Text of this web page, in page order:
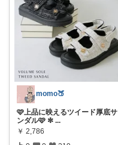
momo🍑
🩷上品に映えるツイード厚底サ
ンダル🩷 ✼ ...
￥ 2,786